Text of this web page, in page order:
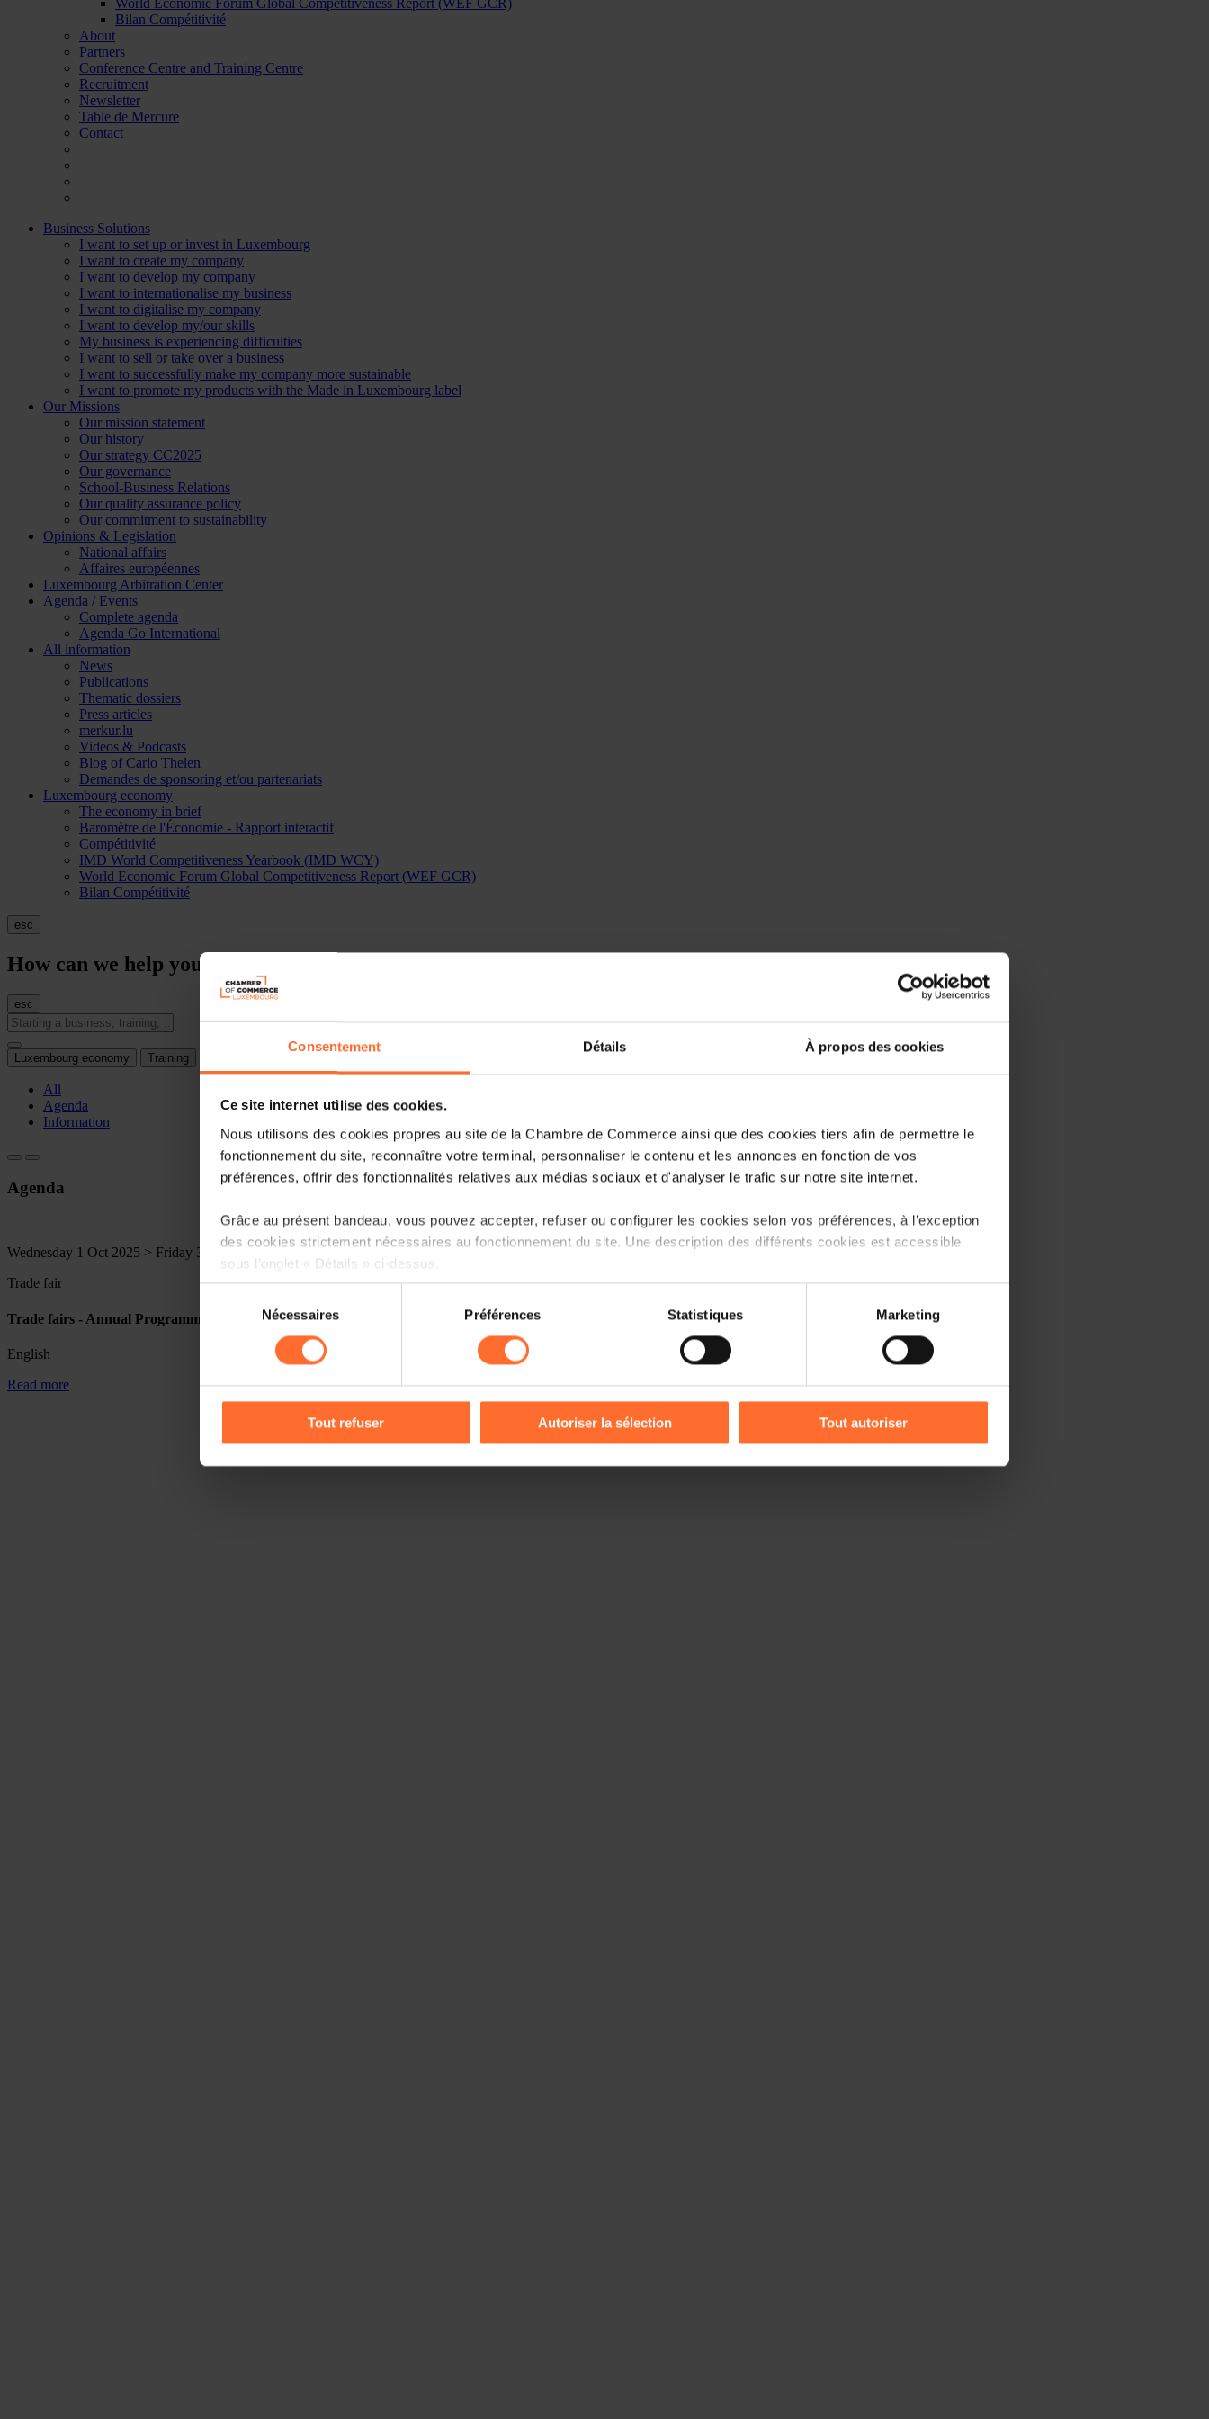
Consentement Détails À propos des cookies
Ce site internet utilise des cookies.
Nous utilisons des cookies propres au site de la Chambre de Commerce ainsi que des cookies tiers afin de permettre le
fonctionnement du site, reconnaître votre terminal, personnaliser le contenu et les annonces en fonction de vos
préférences, offrir des fonctionnalités relatives aux médias sociaux et d'analyser le trafic sur notre site internet.
Grâce au présent bandeau, vous pouvez accepter, refuser ou configurer les cookies selon vos préférences, à l’exception
des cookies strictement nécessaires au fonctionnement du site. Une description des différents cookies est accessible
sous l’onglet « Détails » ci-dessus.
Il est précisé que la navigation sur le site et certaines fonctionnalités (ex : lecture de vidéos, partage sur les réseaux
sociaux, sauvegarde des préférences de lecture vidéo, personnalisation de l’affichage du site) peuvent être affectées en
cas de refus de tous les cookies ou des cookies non nécessaires.
gauche de chaque page.
du
consentement
Nécessaires Préférences Statistiques Marketing
Tout refuser Autoriser la sélection Tout autoriser
World Economic Forum Global Competitiveness Report (WEF GCR)
Bilan Compétitivité
About
Partners
Conference Centre and Training Centre
Recruitment
Newsletter
Table de Mercure
Contact
Business Solutions
I want to set up or invest in Luxembourg
I want to create my company
I want to develop my company
I want to internationalise my business
I want to digitalise my company
I want to develop my/our skills
My business is experiencing difficulties
I want to sell or take over a business
I want to successfully make my company more sustainable
I want to promote my products with the Made in Luxembourg label
Our Missions
Our mission statement
Our history
Our strategy CC2025
Our governance
School-Business Relations
Our quality assurance policy
Our commitment to sustainability
Opinions & Legislation
National affairs
Affaires européennes
Luxembourg Arbitration Center
Agenda / Events
Complete agenda
Agenda Go International
All information
News
Publications
Thematic dossiers
Press articles
merkur.lu
Videos & Podcasts
Blog of Carlo Thelen
Demandes de sponsoring et/ou partenariats
Luxembourg economy
The economy in brief
Baromètre de l'Économie - Rapport interactif
Compétitivité
IMD World Competitiveness Yearbook (IMD WCY)
World Economic Forum Global Competitiveness Report (WEF GCR)
Bilan Compétitivité
esc
How can we help you?
esc
Luxembourg economy Training
All
Agenda
Information
Agenda
Wednesday 1 Oct 2025 > Friday 31 Dec 2027
Trade fair
Trade fairs - Annual Programme 2026-2027
English
Read more